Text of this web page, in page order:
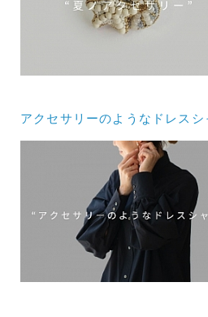
アクセサリーのようなドレスシ